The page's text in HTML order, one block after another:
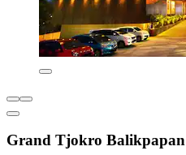
Grand Tjokro Balikpapan